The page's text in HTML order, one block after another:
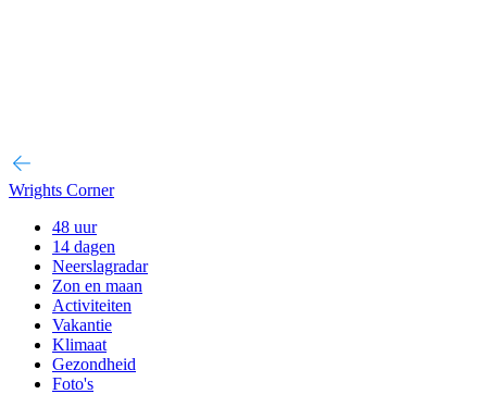
Wrights Corner
48 uur
14 dagen
Neerslagradar
Zon en maan
Activiteiten
Vakantie
Klimaat
Gezondheid
Foto's